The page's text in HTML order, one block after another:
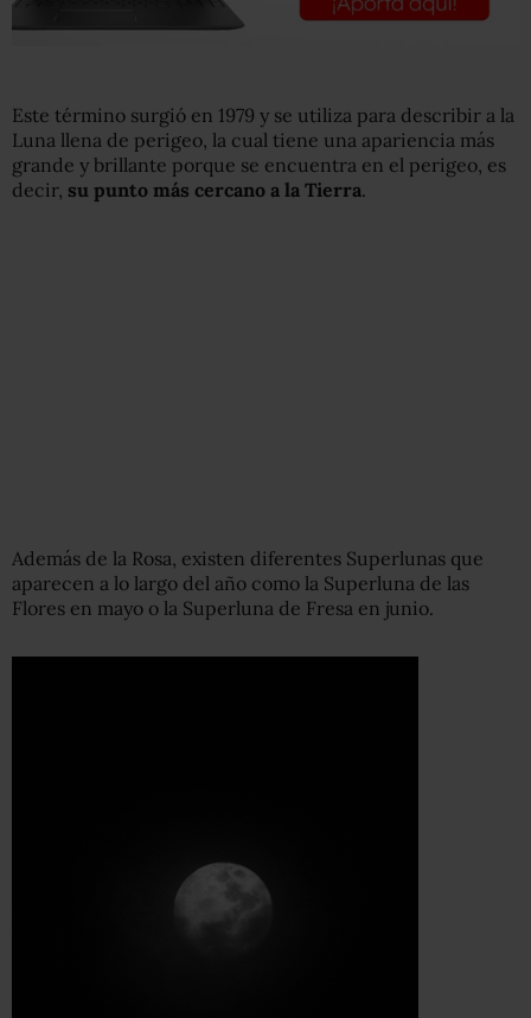
Este término surgió en 1979 y se utiliza para describir a la
Luna llena de perigeo, la cual tiene una apariencia más
grande y brillante porque se encuentra en el perigeo, es
decir, su punto más cercano a la Tierra.
Además de la Rosa, existen diferentes Superlunas que
aparecen a lo largo del año como la Superluna de las
Flores en mayo o la Superluna de Fresa en junio.